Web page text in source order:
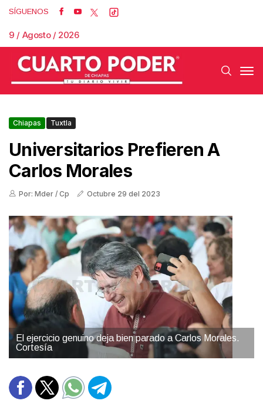
SÍGUENOS
9 / Agosto / 2026
Chiapas Tuxtla
Universitarios Prefieren A
Carlos Morales
Por: Mder / Cp Octubre 29 del 2023
El ejercicio genuino deja bien parado a Carlos Morales.
Cortesía